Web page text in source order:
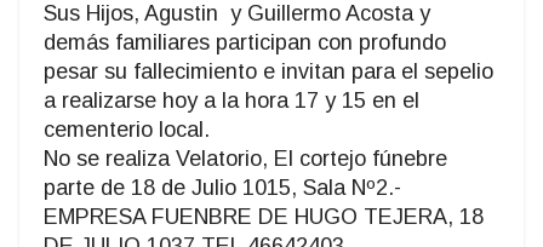
Sus Hijos, Agustin y Guillermo Acosta y
demás familiares participan con profundo
pesar su fallecimiento e invitan para el sepelio
a realizarse hoy a la hora 17 y 15 en el
cementerio local.
No se realiza Velatorio, El cortejo fúnebre
parte de 18 de Julio 1015, Sala Nº2.-
EMPRESA FUENBRE DE HUGO TEJERA, 18